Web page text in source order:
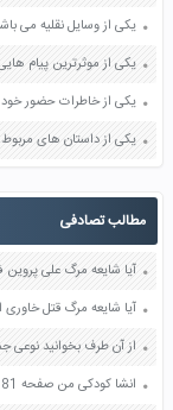
یکی از وسایل نقلیه می
یکی از خاطرات حضور خود در نماز
یکی از داستان های مربوط به زندگی
مطالب تصادفی
آیا شایعه مرگ علی
آیا شایعه مرگ قتل
از آن طرف بخوانید نوعی جمله است
انشا کودکی من صفحه 81 کتاب نگارش نهم در قالب نوشتاری درس ششم